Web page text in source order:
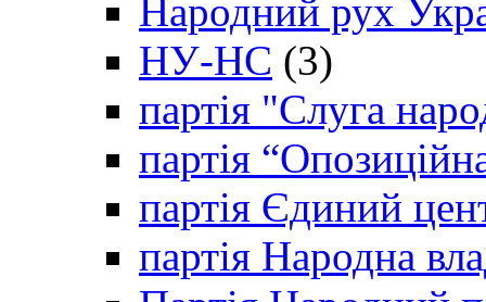
Народний рух
НУ-НС (3)
партія "Слуга
партія
партія Єдиний
партія Народна